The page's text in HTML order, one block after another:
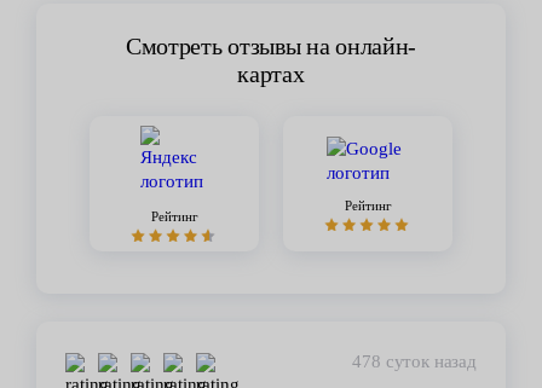
Смотреть отзывы на онлайн-
картах
Рейтинг
Рейтинг
478 суток назад